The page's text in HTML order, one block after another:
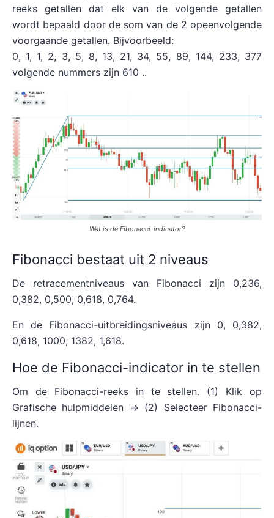
reeks getallen dat elk van de volgende getallen
wordt bepaald door de som van de 2 opeenvolgende
voorgaande getallen. Bijvoorbeeld:
0, 1, 1, 2, 3, 5, 8, 13, 21, 34, 55, 89, 144, 233, 377
volgende nummers zijn 610 ..
Wat is de Fibonacci-indicator?
Fibonacci bestaat uit 2 niveaus
De retracementniveaus van Fibonacci zijn 0,236,
0,382, 0,500, 0,618, 0,764.
En de Fibonacci-uitbreidingsniveaus zijn 0, 0,382,
0,618, 1000, 1382, 1,618.
Hoe de Fibonacci-indicator in te stellen
Om de Fibonacci-reeks in te stellen. (1) Klik op
Grafische hulpmiddelen => (2) Selecteer Fibonacci-
lijnen.